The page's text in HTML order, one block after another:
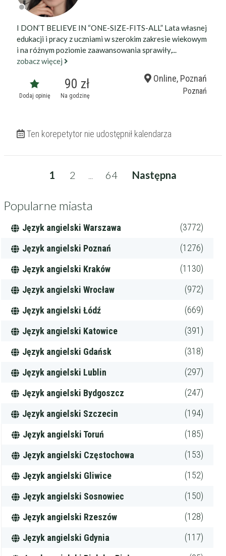
I DON’T BELIEVE IN “ONE-SIZE-FITS-ALL” Lata własnej
edukacji i pracy z uczniami w szerokim zakresie wiekowym
i na różnym poziomie zaawansowania sprawiły,...
zobacz więcej
Dodaj opinię
90 zł
Na godzinę
Online, Poznań
Poznań
Ten korepetytor nie udostępnił kalendarza
1 2 ... 64 Następna
Popularne miasta
Język angielski Warszawa (3772)
Język angielski Poznań (1276)
Język angielski Kraków (1130)
Język angielski Wrocław (972)
Język angielski Łódź (669)
Język angielski Katowice (391)
Język angielski Gdańsk (318)
Język angielski Lublin (297)
Język angielski Bydgoszcz (247)
Język angielski Szczecin (194)
Język angielski Toruń (185)
Język angielski Częstochowa (153)
Język angielski Gliwice (152)
Język angielski Sosnowiec (150)
Język angielski Rzeszów (128)
Język angielski Gdynia (117)